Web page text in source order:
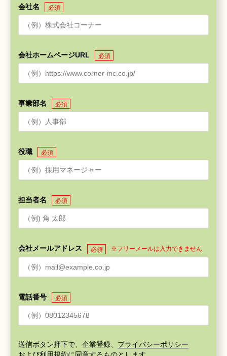
会社名 必須
会社ホームページURL 必須
事業部名 必須
役職 必須
担当者名 必須
会社メールアドレス 必須 ※フリーメールは入力できません
電話番号 必須
送信ボタン押下で、企業登録、 プライバシーポリシー
および利用規約に同意するものとします。